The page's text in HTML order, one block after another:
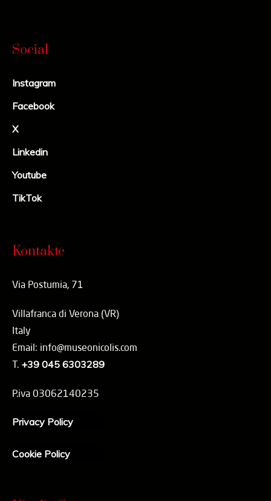
Social
Instagram
Facebook
X
Linkedin
Youtube
TikTok
Kontakte
Via Postumia, 71
Villafranca di Verona (VR)
Italy
Email: info@museonicolis.com
T. +39 045 6303289
P.iva 03062140235
Privacy Policy
Cookie Policy